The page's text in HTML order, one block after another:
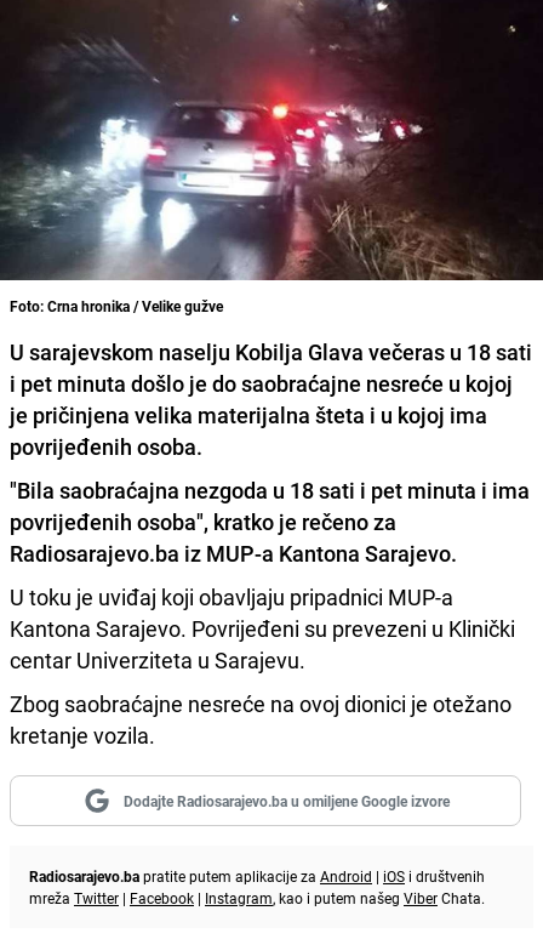
Foto: Crna hronika / Velike gužve
U sarajevskom naselju Kobilja Glava večeras u 18 sati
i pet minuta došlo je do saobraćajne nesreće u kojoj
je pričinjena velika materijalna šteta i u kojoj ima
povrijeđenih osoba.
"Bila saobraćajna nezgoda u 18 sati i pet minuta i ima
povrijeđenih osoba", kratko je rečeno za
Radiosarajevo.ba iz MUP-a Kantona Sarajevo.
U toku je uviđaj koji obavljaju pripadnici MUP-a
Kantona Sarajevo. Povrijeđeni su prevezeni u Klinički
centar Univerziteta u Sarajevu.
Zbog saobraćajne nesreće na ovoj dionici je otežano
kretanje vozila.
Dodajte Radiosarajevo.ba u omiljene Google izvore
Radiosarajevo.bapratite putem aplikacije za Android | iOS i društvenih
mreža Twitter | Facebook | Instagram, kao i putem našeg ViberChata.